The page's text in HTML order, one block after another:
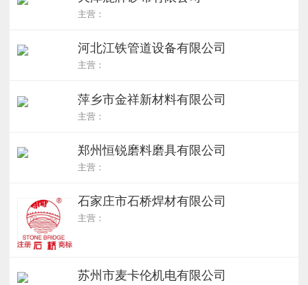
主营：
河北江铁管道设备有限公司
主营：
萍乡市金祥新材料有限公司
主营：
郑州恒锐磨料磨具有限公司
主营：
石家庄市石桥焊材有限公司
主营：
苏州市麦卡伦机电有限公司